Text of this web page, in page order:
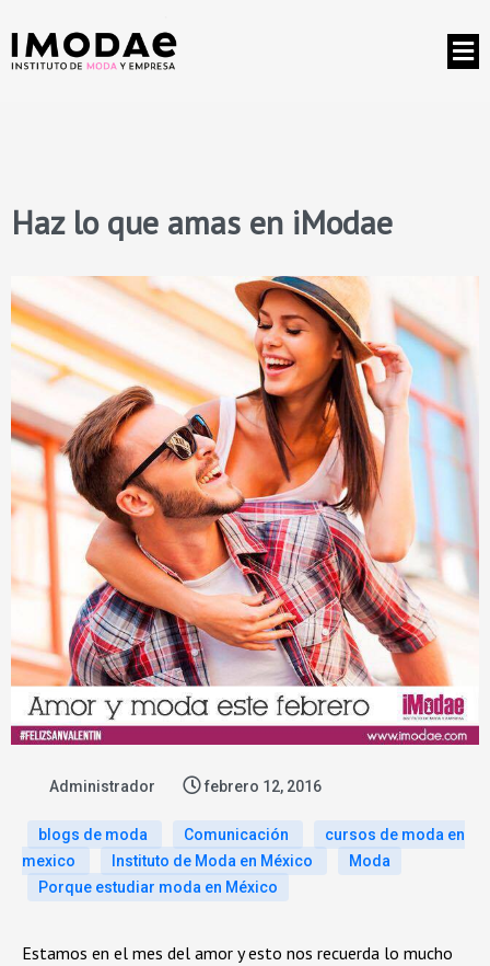
Haz lo que amas en iModae
Administrador febrero 12, 2016
blogs de moda Comunicación
cursos de moda en
mexico
Instituto de Moda en México
Moda
Porque estudiar moda en México
Estamos en el mes del amor y esto nos recuerda lo mucho